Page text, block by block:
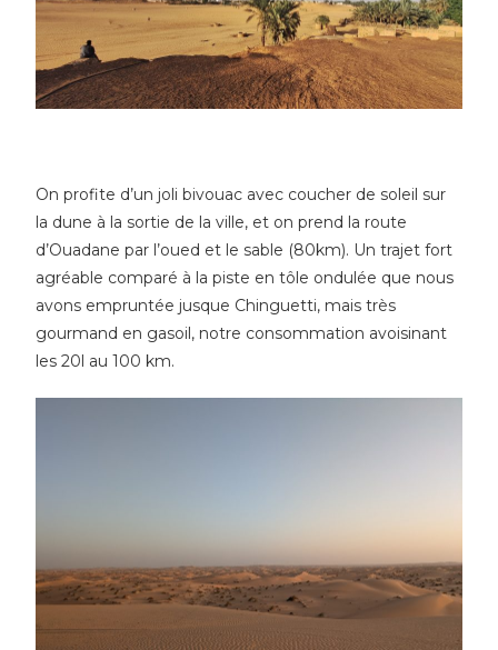
On profite d’un joli bivouac avec coucher de soleil sur
la dune à la sortie de la ville, et on prend la route
d’Ouadane par l’oued et le sable (80km). Un trajet fort
agréable comparé à la piste en tôle ondulée que nous
avons empruntée jusque Chinguetti, mais très
gourmand en gasoil, notre consommation avoisinant
les 20l au 100 km.